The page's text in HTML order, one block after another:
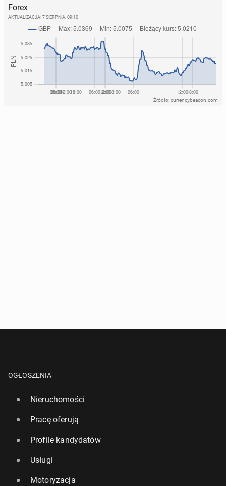
Forex
AKTUALIZACJA: 7 SIERPNIA, 09:10
Źródło: currencybeacon.com
OGŁOSZENIA
Nieruchomości
Pracę oferują
Profile kandydatów
Usługi
Motoryzacja